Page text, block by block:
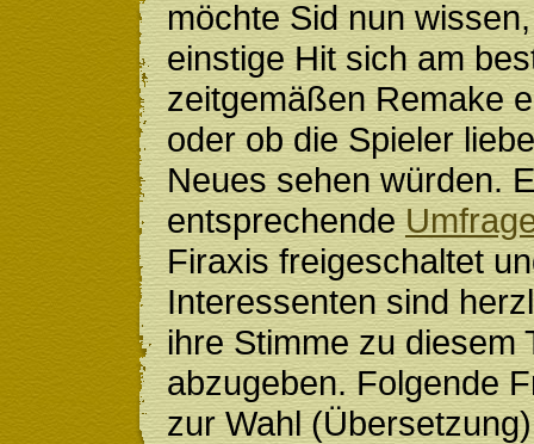
möchte Sid nun
einstige Hit sich am
zeitgemäßen Remake
oder ob die Spieler
Neues sehen würden.
entsprechende
Firaxis freigeschaltet
Interessenten sind
ihre Stimme zu diesem
abzugeben. Folgende
zur Wahl